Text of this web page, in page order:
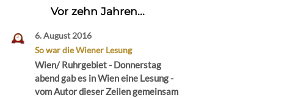
Vor zehn Jahren...
6. August 2016
So war die Wiener Lesung
Wien/ Ruhrgebiet - Donnerstag
abend gab es in Wien eine Lesung -
vom Autor dieser Zeilen gemeinsam